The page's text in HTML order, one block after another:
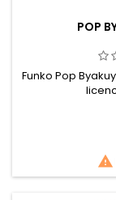
POP
Funko Pop
